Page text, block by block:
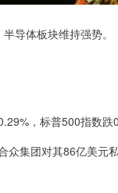
导体板块维持强势。
，标普500指数跌
集团对其86亿美元私